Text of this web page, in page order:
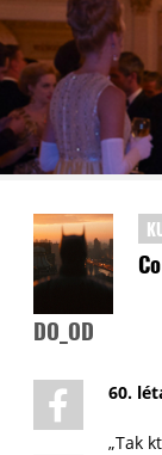
DO_OD
60.
„Tak